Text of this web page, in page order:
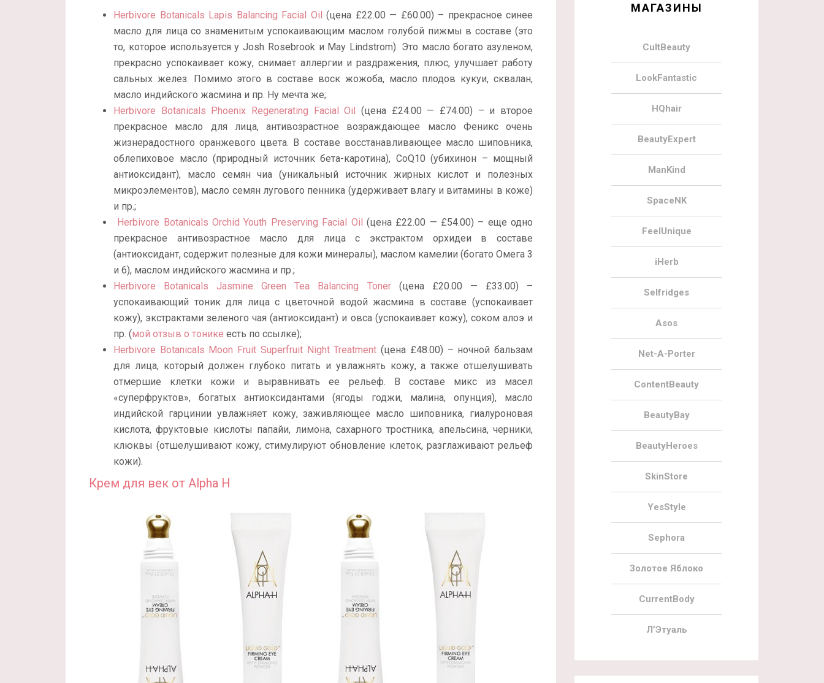
Herbivore Botanicals Lapis Balancing Facial Oil (цена £22.00 — £60.00) – прекрасное синее
масло для лица со знаменитым успокаивающим маслом голубой пижмы в составе (это
то, которое используется у Josh Rosebrook и May Lindstrom). Это масло богато азуленом,
прекрасно успокаивает кожу, снимает аллергии и раздражения, плюс, улучшает работу
сальных желез. Помимо этого в составе воск жожоба, масло плодов кукуи, сквалан,
масло индийского жасмина и пр. Ну мечта же;
Herbivore Botanicals Phoenix Regenerating Facial Oil (цена £24.00 — £74.00) – и второе
прекрасное масло для лица, антивозрастное возраждающее масло Феникс очень
жизнерадостного оранжевого цвета. В составе восстанавливающее масло шиповника,
облепиховое масло (природный источник бета-каротина), CoQ10 (убихинон – мощный
антиоксидант), масло семян чиа (уникальный источник жирных кислот и полезных
микроэлементов), масло семян лугового пенника (удерживает влагу и витамины в коже)
и пр.;
Herbivore Botanicals Orchid Youth Preserving Facial Oil (цена £22.00 — £54.00) – еще одно
прекрасное антивозрастное масло для лица с экстрактом орхидеи в составе
(антиоксидант, содержит полезные для кожи минералы), маслом камелии (богато Омега 3
и 6), маслом индийского жасмина и пр.;
Herbivore Botanicals Jasmine Green Tea Balancing Toner(цена £20.00 — £33.00) –
успокаивающий тоник для лица с цветочной водой жасмина в составе (успокаивает
кожу), экстрактами зеленого чая (антиоксидант) и овса (успокаивает кожу), соком алоэ и
пр. (мой отзыв о тонике есть по ссылке);
Herbivore Botanicals Moon Fruit Superfruit Night Treatment (цена £48.00) – ночной бальзам
для лица, который должен глубоко питать и увлажнять кожу, а также отшелушивать
отмершие клетки кожи и выравнивать ее рельеф. В составе микс из масел
«суперфруктов», богатых антиоксидантами (ягоды годжи, малина, опунция), масло
индийской гарцинии увлажняет кожу, заживляющее масло шиповника, гиалуроновая
кислота, фруктовые кислоты папайи, лимона, сахарного тростника, апельсина, черники,
клюквы (отшелушивают кожу, стимулируют обновление клеток, разглаживают рельеф
кожи).
Крем для век от Alpha H
МАГАЗИНЫ
CultBeauty
LookFantastic
HQhair
BeautyExpert
ManKind
SpaceNK
FeelUnique
iHerb
Selfridges
Asos
Net-A-Porter
ContentBeauty
BeautyBay
BeautyHeroes
SkinStore
YesStyle
Sephora
Золотое Яблоко
CurrentBody
Л’Этуаль